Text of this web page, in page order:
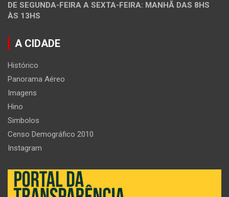
DE SEGUNDA-FEIRA A SEXTA-FEIRA: MANHÃ DAS 8HS
ÀS 13HS
A CIDADE
Histórico
Panorama Aéreo
Imagens
Hino
Simbolos
Censo Demográfico 2010
Instagram